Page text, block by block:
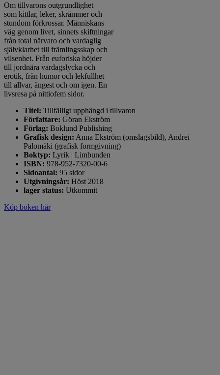
Om tillvarons outgrundlighet
som kittlar, leker, skrämmer och
stundom förkrossar. Människans
väg genom livet, sinnets skiftningar
från total närvaro och vardaglig
självklarhet till främlingsskap och
vilsenhet. Från euforiska höjder
till jordnära vardagslycka och
erotik, från humor och lekfullhet
till allvar, ångest och om igen. En
livsresa på nittiofem sidor.
Titel: Tillfälligt upphängd i tillvaron
Författare: Göran Ekström
Förlag: Boklund Publishing
Grafisk design: Anna Ekström (omslagsbild), Andrei
Palomäki (grafisk formgivning)
Boktyp: Lyrik | Limbunden
ISBN: 978-952-7320-00-6
Sidoantal: 95 sidor
Utgivningsår: Höst 2018
lager status: Utkommit
Köp boken här